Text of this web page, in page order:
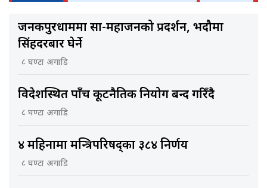
जनकपुरधाममा साहु-महाजनको प्रदर्शन, भदौमा
सिंहदरबार घेर्ने
८ घण्टा अगाडि
विदेशस्थित पाँच कूटनैतिक नियोग बन्द गरिँदै
८ घण्टा अगाडि
४ महिनामा मन्त्रिपरिषद्का ३८४ निर्णय
८ घण्टा अगाडि